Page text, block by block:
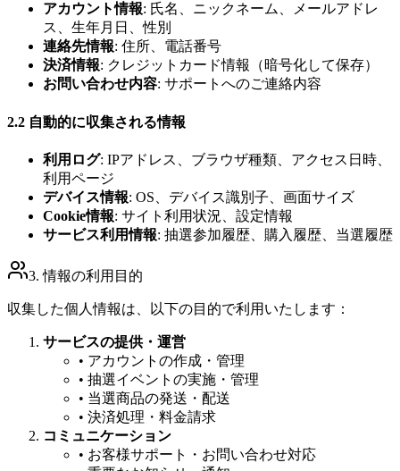
アカウント情報: 氏名、ニックネーム、メールアドレ
ス、生年月日、性別
連絡先情報: 住所、電話番号
決済情報: クレジットカード情報（暗号化して保存）
お問い合わせ内容: サポートへのご連絡内容
2.2 自動的に収集される情報
利用ログ: IPアドレス、ブラウザ種類、アクセス日時、
利用ページ
デバイス情報: OS、デバイス識別子、画面サイズ
Cookie情報: サイト利用状況、設定情報
サービス利用情報: 抽選参加履歴、購入履歴、当選履歴
3. 情報の利用目的
収集した個人情報は、以下の目的で利用いたします：
サービスの提供・運営
• アカウントの作成・管理
• 抽選イベントの実施・管理
• 当選商品の発送・配送
• 決済処理・料金請求
コミュニケーション
• お客様サポート・お問い合わせ対応